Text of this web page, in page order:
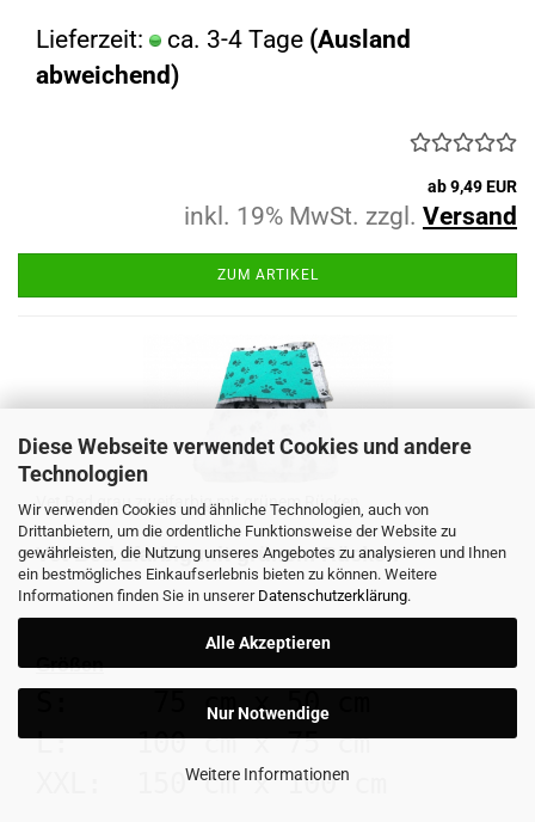
Diese Webseite verwendet Cookies und andere
Technologien
Wir verwenden Cookies und ähnliche Technologien, auch von
Drittanbietern, um die ordentliche Funktionsweise der Website zu
gewährleisten, die Nutzung unseres Angebotes zu analysieren und Ihnen
ein bestmögliches Einkaufserlebnis bieten zu können. Weitere
Informationen finden Sie in unserer Datenschutzerklärung.
Alle Akzeptieren
Nur Notwendige
Weitere Informationen
Lieferzeit: ca. 3-4 Tage (Ausland
abweichend)
ab 9,49 EUR
inkl. 19% MwSt. zzgl. Versand
ZUM ARTIKEL
Vet Bed grau zweifarbig mit grünem Rücken
Vet Bed 2farbig mit grünem Rücken
Größen
S:     75 cm x 50 cm
L:    100 cm x 75 cm
XXL:  150 cm x 100 cm